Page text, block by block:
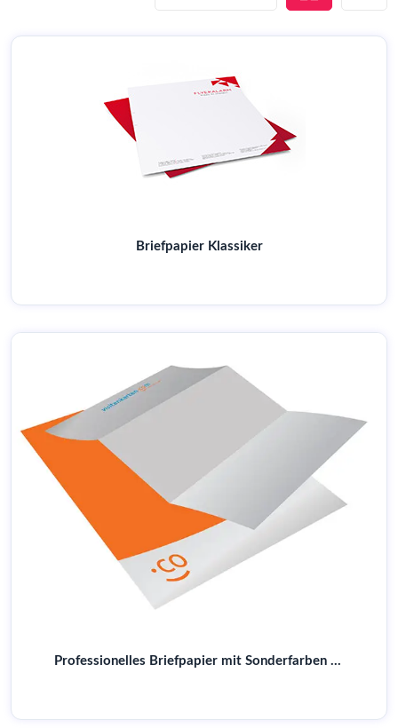
Briefpapier Klassiker
Professionelles Briefpapier mit Sonderfarben – Brillante Farben für Ihr Corporate Design | Online drucken